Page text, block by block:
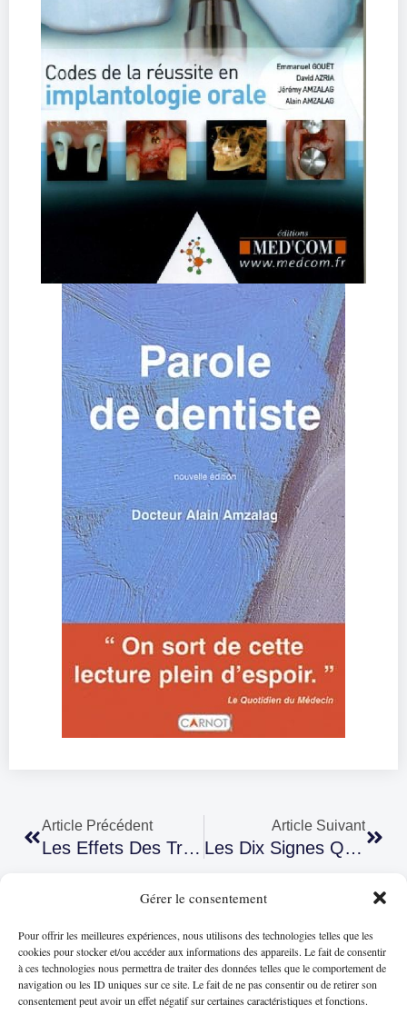
Gérer le consentement
Pour offrir les meilleures expériences, nous utilisons des technologies telles que les
cookies pour stocker et/ou accéder aux informations des appareils. Le fait de consentir
à ces technologies nous permettra de traiter des données telles que le comportement de
navigation ou les ID uniques sur ce site. Le fait de ne pas consentir ou de retirer son
consentement peut avoir un effet négatif sur certaines caractéristiques et fonctions.
Article Précédent
Les Effets Des Traitements Dentaires Sur L’esthétique Du Visage
Article Suivant
Les Dix Signes Qui Justifient Une Visite Chez Le Dentiste